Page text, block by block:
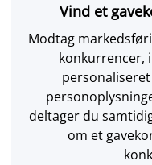
Vind et
Modtag
konkurrencer,
deltager du
om et